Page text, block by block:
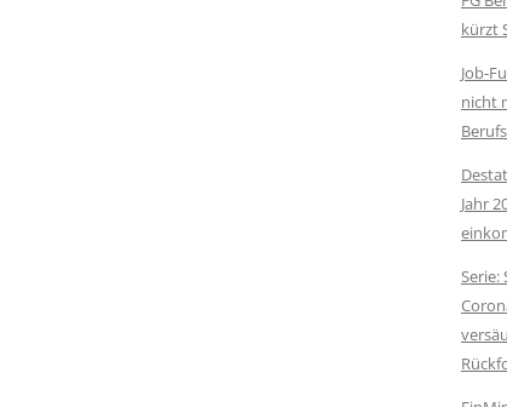
kürzt
Job-
nicht
Jahr
Serie: